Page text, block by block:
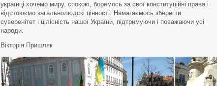
українці хочемо миру, спокою, боремось за свої конституційні права і
відстоюємо загальнолюдскі цінності. Намагаємось зберегти
суверенітет і цілісність нашої України, підтримуючи і поважаючи усі
народи.
Вікторія Пришляк